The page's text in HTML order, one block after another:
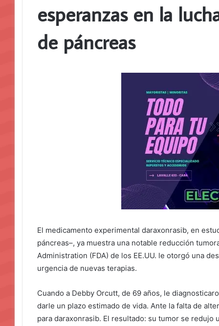
esperanzas en la
de páncreas
El medicamento experimental daraxonrasib, en
páncreas–, ya muestra una notable reducción
Administration (FDA) de los EE.UU. le otorgó una
urgencia de nuevas terapias.
Cuando a Debby Orcutt, de 69 años, le
darle un plazo estimado de vida. Ante la falta de
para daraxonrasib. El resultado: su tumor se redujo